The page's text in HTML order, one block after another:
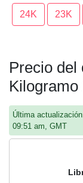
24K 23K
Precio del
Kilogramo
Última
09:51 am, GMT